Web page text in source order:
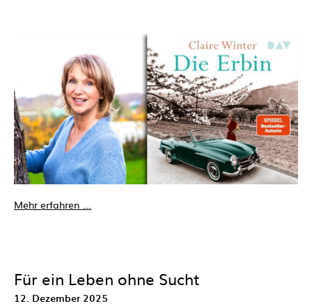
Mehr erfahren ...
Für ein Leben ohne Sucht
12. Dezember 2025